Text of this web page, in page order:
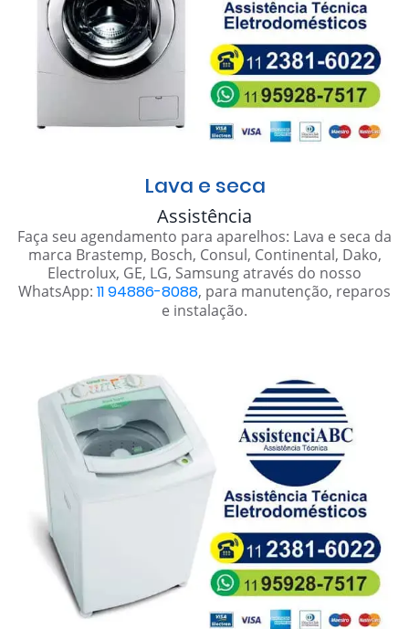
Lava e seca
Assistência
Faça seu agendamento para aparelhos: Lava e seca da
marca Brastemp, Bosch, Consul, Continental, Dako,
Electrolux, GE, LG, Samsung através do nosso
WhatsApp: 11 94886-8088, para manutenção, reparos
e instalação.